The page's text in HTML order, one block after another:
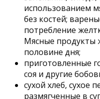
использованием
без костей;
потребление
Мясные продукты
половине дня;
приготовленные
соя и другие
сухой хлеб, сухое
размягченные в